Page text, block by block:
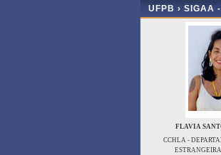
UFPB › SIGAA
FLAVIA
CCHLA -